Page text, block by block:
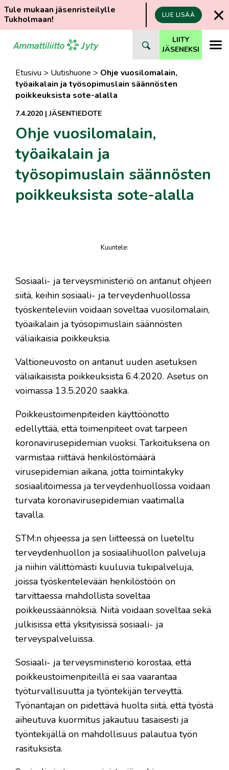
Tule mukaan jäsenristeilylle
Tukholmaan!
LUE LISÄÄ
suoraan
LIITY
JÄSENEKSI
Etusivu > Uutishuone > Ohje vuosilomalain,
työaikalain ja työsopimuslain säännösten
poikkeuksista sote-alalla
7.4.2020 |JÄSENTIEDOTE
Ohje vuosilomalain,
työaikalain ja
työsopimuslain säännösten
poikkeuksista sote-alalla
Kuuntele:
Sosiaali- ja terveysministeriö on antanut ohjeen
siitä, keihin sosiaali- ja terveydenhuollossa
työskenteleviin voidaan soveltaa vuosilomalain,
työaikalain ja työsopimuslain säännösten
väliaikaisia poikkeuksia.
Valtioneuvosto on antanut uuden asetuksen
väliaikaisista poikkeuksista 6.4.2020. Asetus on
voimassa 13.5.2020 saakka.
Poikkeustoimenpiteiden käyttöönotto
edellyttää, että toimenpiteet ovat tarpeen
koronavirusepidemian vuoksi. Tarkoituksena on
varmistaa riittävä henkilöstömäärä
virusepidemian aikana, jotta toimintakyky
sosiaalitoimessa ja terveydenhuollossa voidaan
turvata koronavirusepidemian vaatimalla
tavalla.
STM:n ohjeessa ja sen liitteessä on lueteltu
terveydenhuollon ja sosiaalihuollon palveluja
ja niihin välittömästi kuuluvia tukipalveluja,
joissa työskentelevään henkilöstöön on
tarvittaessa mahdollista soveltaa
poikkeussäännöksiä. Niitä voidaan soveltaa sekä
julkisissa että yksityisissä sosiaali- ja
terveyspalveluissa.
Sosiaali- ja terveysministeriö korostaa, että
poikkeustoimenpiteillä ei saa vaarantaa
työturvallisuutta ja työntekijän terveyttä.
Työnantajan on pidettävä huolta siitä, että työstä
aiheutuva kuormitus jakautuu tasaisesti ja
työntekijällä on mahdollisuus palautua työn
rasituksista.